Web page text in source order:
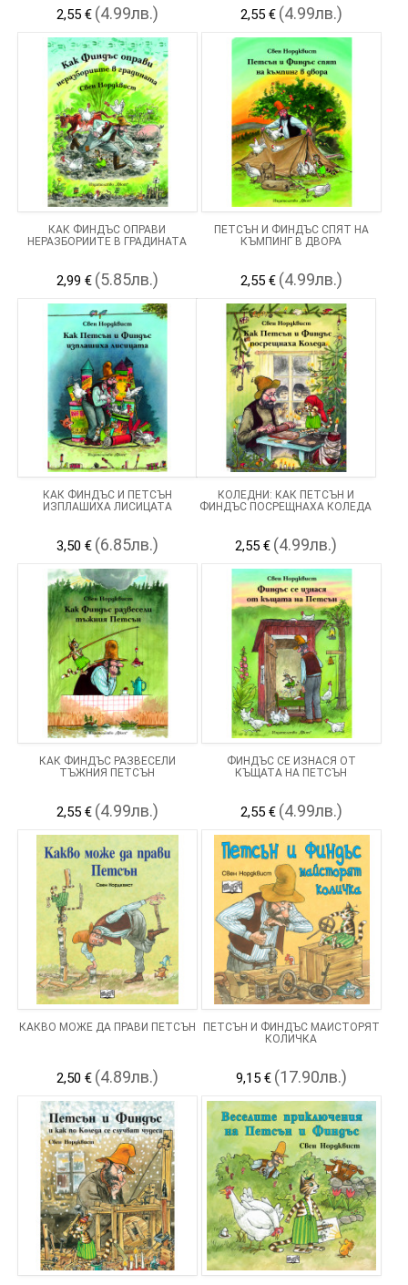
2,55 € (4.99лв.) 2,55 € (4.99лв.)
КАК ФИНДЪС ОПРАВИ
НЕРАЗБОРИИТЕ В ГРАДИНАТА
2,99 € (5.85лв.)
ПЕТСЪН И ФИНДЪС СПЯТ НА
КЪМПИНГ В ДВОРА
2,55 € (4.99лв.)
КАК ФИНДЪС И ПЕТСЪН
ИЗПЛАШИХА ЛИСИЦАТА
3,50 € (6.85лв.)
КОЛЕДНИ: КАК ПЕТСЪН И
ФИНДЪС ПОСРЕЩНАХА КОЛЕДА
2,55 € (4.99лв.)
КАК ФИНДЪС РАЗВЕСЕЛИ
ТЪЖНИЯ ПЕТСЪН
2,55 € (4.99лв.)
ФИНДЪС СЕ ИЗНАСЯ ОТ
КЪЩАТА НА ПЕТСЪН
2,55 € (4.99лв.)
КАКВО МОЖЕ ДА ПРАВИ ПЕТСЪН
2,50 € (4.89лв.)
ПЕТСЪН И ФИНДЪС МАЙСТОРЯТ
КОЛИЧКА
9,15 € (17.90лв.)